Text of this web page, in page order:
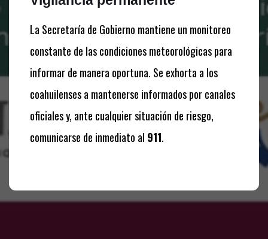
La Secretaría de Gobierno mantiene un monitoreo
constante de las condiciones meteorológicas para
informar de manera oportuna. Se exhorta a los
coahuilenses a mantenerse informados por canales
oficiales y, ante cualquier situación de riesgo,
comunicarse de inmediato al 911.